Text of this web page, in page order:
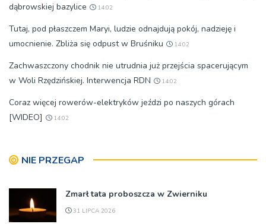
dąbrowskiej bazylice
14:02
Tutaj, pod płaszczem Maryi, ludzie odnajdują pokój, nadzieję i
umocnienie. Zbliża się odpust w Bruśniku
14:02
Zachwaszczony chodnik nie utrudnia już przejścia spacerującym
w Woli Rzędzińskiej. Interwencja RDN
14:02
Coraz więcej rowerów-elektryków jeździ po naszych górach
[WIDEO]
14:02
NIE PRZEGAP
Zmarł tata proboszcza w Zwierniku
31 LIPCA 2026